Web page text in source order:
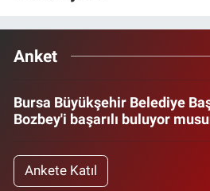
Anket
Bursa Büyükşehir Belediye
Bozbey'i başarılı buluyor
Ankete Katıl